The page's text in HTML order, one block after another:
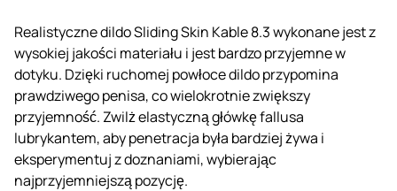
Realistyczne dildo Sliding Skin Kable 8.3 wykonane jest z
wysokiej jakości materiału i jest bardzo przyjemne w
dotyku. Dzięki ruchomej powłoce dildo przypomina
prawdziwego penisa, co wielokrotnie zwiększy
przyjemność. Zwilż elastyczną główkę fallusa
lubrykantem, aby penetracja była bardziej żywa i
eksperymentuj z doznaniami, wybierając
najprzyjemniejszą pozycję.